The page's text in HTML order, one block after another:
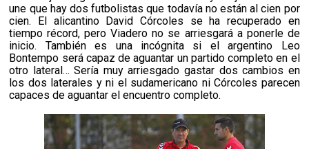
une que hay dos futbolistas que todavía no están al cien por
cien. El alicantino David Córcoles se ha recuperado en
tiempo récord, pero Viadero no se arriesgará a ponerle de
inicio. También es una incógnita si el argentino Leo
Bontempo será capaz de aguantar un partido completo en el
otro lateral… Sería muy arriesgado gastar dos cambios en
los dos laterales y ni el sudamericano ni Córcoles parecen
capaces de aguantar el encuentro completo.